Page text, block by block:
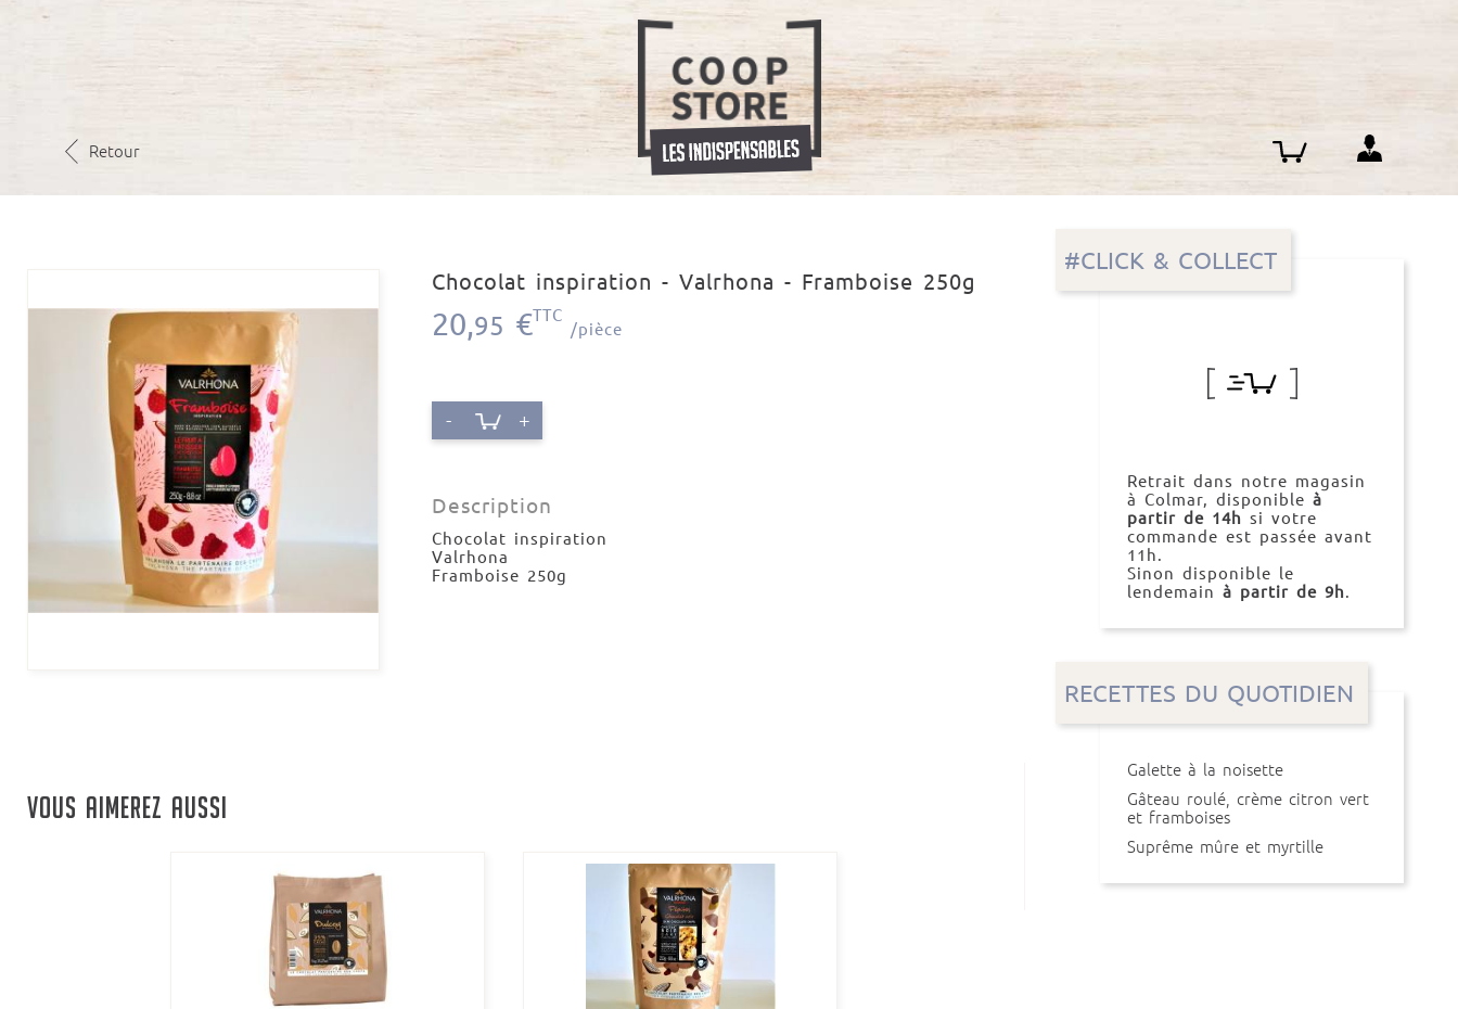
Retour
#CLICK & COLLECT
Retrait dans notre magasin
à Colmar, disponible à
partir de 14h si votre
commande est passée avant
11h.
Sinon disponible le
lendemain à partir de 9h.
RECETTES DU QUOTIDIEN
Galette à la noisette
Gâteau roulé, crème citron vert
et framboises
Suprême mûre et myrtille
Chocolat inspiration - Valrhona - Framboise 250g
20,95 €TTC
/pièce
- +
Description
Chocolat inspiration
Valrhona
Framboise 250g
VOUS AIMEREZ AUSSI